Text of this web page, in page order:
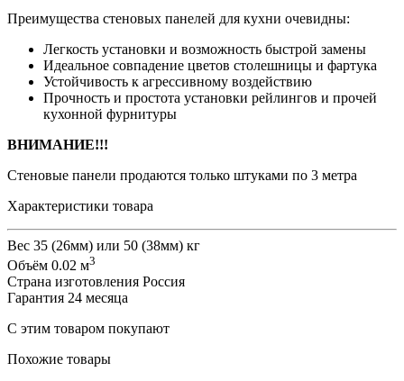
Преимущества стеновых панелей для кухни очевидны:
Легкость установки и возможность быстрой замены
Идеальное совпадение цветов столешницы и фартука
Устойчивость к агрессивному воздействию
Прочность и простота установки рейлингов и прочей
кухонной фурнитуры
ВНИМАНИЕ!!!
Стеновые панели продаются только штуками по 3 метра
Характеристики товара
Вес 35 (26мм) или 50 (38мм) кг
Объём 0.02 м3
Страна изготовления Россия
Гарантия 24 месяца
С этим товаром покупают
Похожие товары